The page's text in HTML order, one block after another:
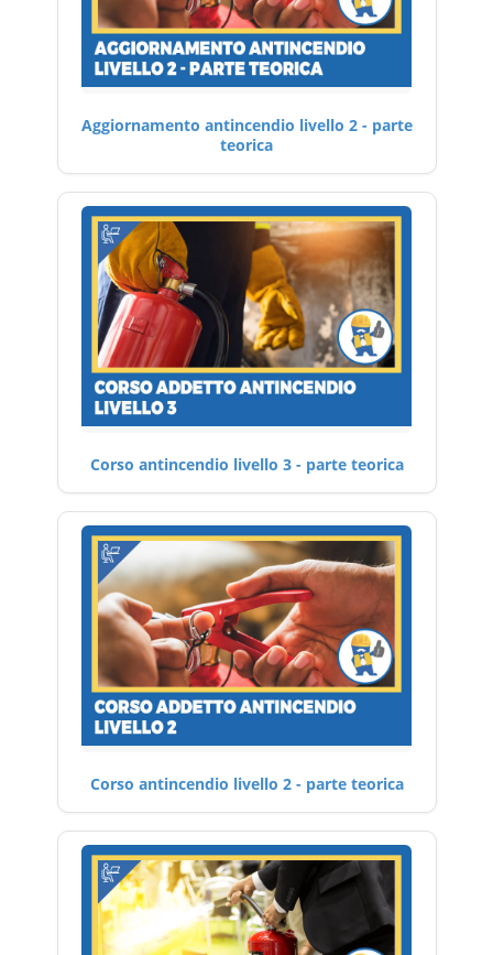
Aggiornamento antincendio livello 2 - parte
teorica
Corso antincendio livello 3 - parte teorica
Corso antincendio livello 2 - parte teorica